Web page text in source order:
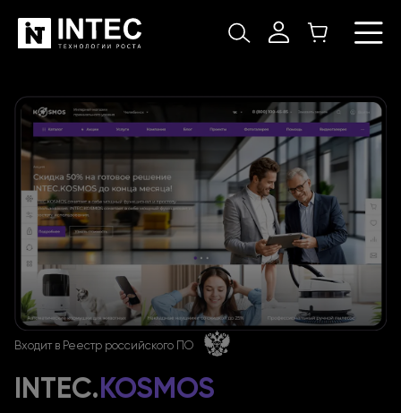
Входит в Реестр российского ПО
INTEC.KOSMOS